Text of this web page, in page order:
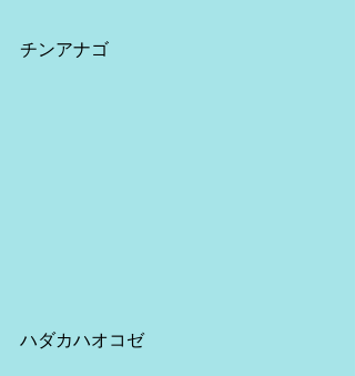
チンアナゴ
ハダカハオコゼ